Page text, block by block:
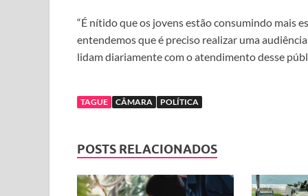
“É nítido que os jovens estão consumindo mais
entendemos que é preciso realizar uma
lidam diariamente com o atendimento desse
TAGUE CÂMARA POLÍTICA
POSTS RELACIONADOS